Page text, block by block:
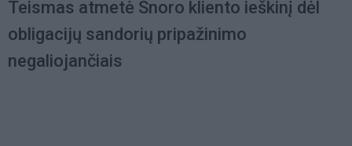
Teismas atmetė Snoro kliento ieškinį dėl
obligacijų sandorių pripažinimo
negaliojančiais